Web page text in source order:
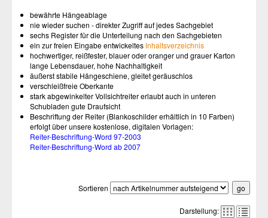
bewährte Hängeablage
nie wieder suchen - direkter Zugriff auf jedes Sachgebiet
sechs Register für die Unterteilung nach den Sachgebieten
ein zur freien Eingabe entwickeltes Inhaltsverzeichnis
hochwertiger, reißfester, blauer oder oranger und grauer Karton
lange Lebensdauer, hohe Nachhaltigkeit
äußerst stabile Hängeschiene, gleitet geräuschlos
verschleißfreie Oberkante
stark abgewinkelter Vollsichtreiter erlaubt auch in unteren
Schubladen gute Draufsicht
Beschriftung der Reiter (Blankoschilder erhältlich in 10 Farben)
erfolgt über unsere kostenlose, digitalen Vorlagen:
Reiter-Beschriftung-Word 97-2003
Reiter-Beschriftung-Word ab 2007
Sortieren
Darstellung: